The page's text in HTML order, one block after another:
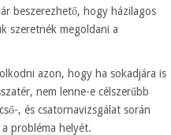
beszerezhető, hogy házilagos
szeretnék megoldani a
azon, hogy ha sokadjára is
nem lenne-e célszerűbb
, és csatornavizsgálat során
probléma helyét.